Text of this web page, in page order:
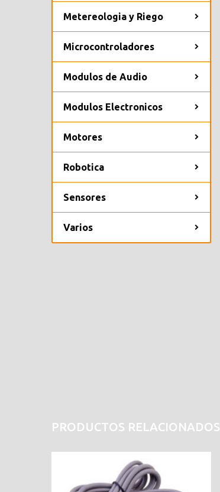
Metereologia y Riego
Microcontroladores
Modulos de Audio
Modulos Electronicos
Motores
Robotica
Sensores
Varios
PRODUCTOS RELACIONADOS